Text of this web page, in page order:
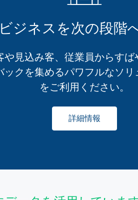
ビジネスを次の段階
や見込み客、従業員からすば
ックを集めるパワフルなソ
をご利用ください。
詳細情報